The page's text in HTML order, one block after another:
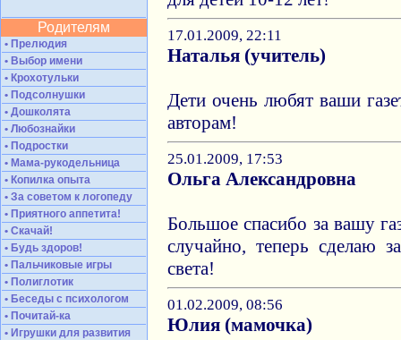
Родителям
• Прелюдия
• Выбор имени
• Крохотульки
• Подсолнушки
• Дошколята
• Любознайки
• Подростки
• Мама-рукодельница
• Копилка опыта
• За советом к логопеду
• Приятного аппетита!
• Скачай!
• Будь здоров!
• Пальчиковые игры
• Полиглотик
• Беседы с психологом
• Почитай-ка
• Игрушки для развития
17.01.2009, 22:11
Наталья (учитель)
Дети очень любят ваши
авторам!
25.01.2009, 17:53
Ольга Александровна
Большое спасибо за вашу
случайно, теперь сделаю
света!
01.02.2009, 08:56
Юлия (мамочка)